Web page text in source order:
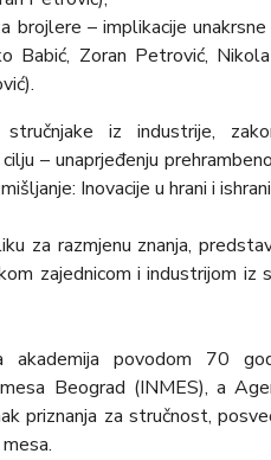
brojlere – implikacije
Babić, Zoran Petrović,
iz industrije,
– unaprjeđenju
Inovacije u hrani i
za razmjenu znanja,
zajednicom i industrijom iz
akademija povodom 70
Beograd (INMES), a
priznanja za stručnost,